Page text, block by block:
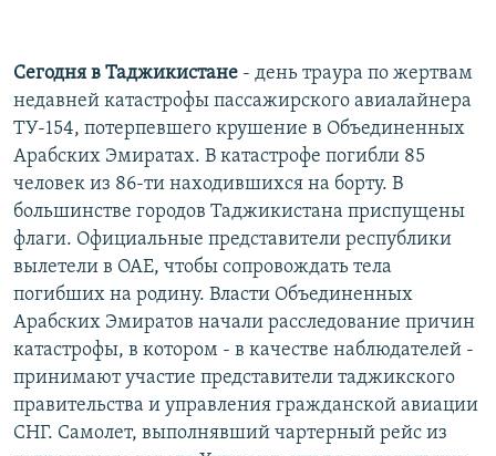
Сегодня в Таджикистане - день траура по жертвам
недавней катастрофы пассажирского авиалайнера
ТУ-154, потерпевшего крушение в Объединенных
Арабских Эмиратах. В катастрофе погибли 85
человек из 86-ти находившихся на борту. В
большинстве городов Таджикистана приспущены
флаги. Официальные представители республики
вылетели в ОАЕ, чтобы сопровождать тела
погибших на родину. Власти Объединенных
Арабских Эмиратов начали расследование причин
катастрофы, в котором - в качестве наблюдателей -
принимают участие представители таджикского
правительства и управления гражданской авиации
СНГ. Самолет, выполнявший чартерный рейс из